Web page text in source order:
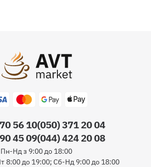
56 10(050) 371 20 04
45 09(044) 424 20 08
Пн-Нд з 9:00 до 18:00
8:00 до 19:00; Сб-Нд 9:00 до 18:00